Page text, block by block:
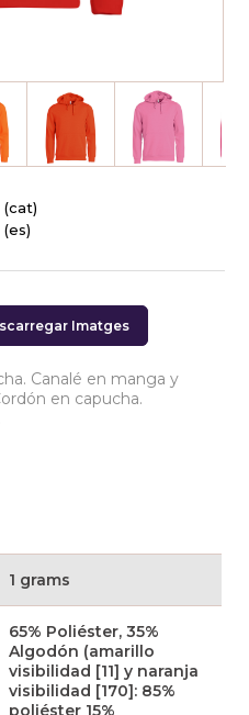
(cat)
Imatges
Canalé en manga y
en capucha.
1 grams
65% Poliéster, 35%
Algodón (amarillo
visibilidad [11] y naranja
visibilidad [170]: 85%
poliéster 15%